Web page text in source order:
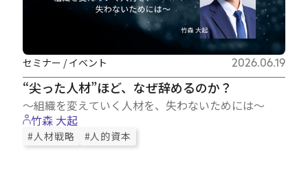
“尖った人材”ほど、なぜ辞めるのか？
～組織を変えていく人材を、失わないためには～
セミナー / イベント 2026.06.19
竹森 大起
#人材戦略 #人的資本